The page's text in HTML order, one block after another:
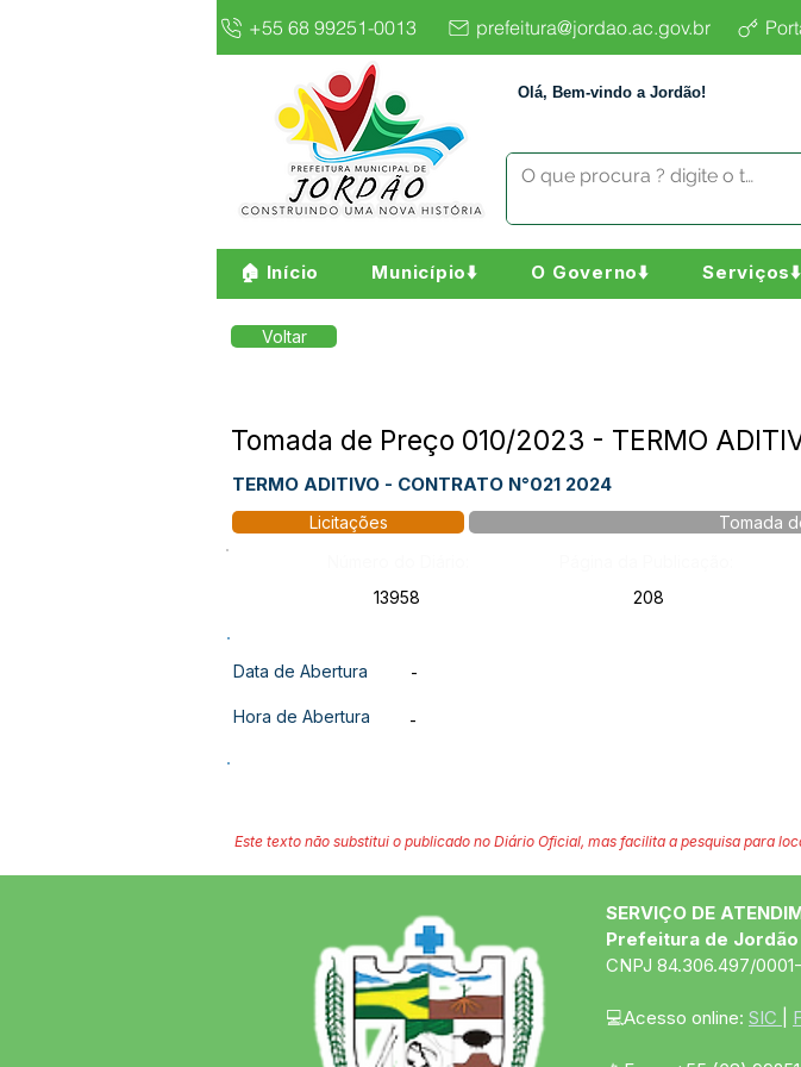
+55 68 99251-0013 prefeitura@jordao.ac.gov.br
Olá, Bem-vindo a Jordão!
🏠 Início Município⬇️ O Governo⬇️ Serviços⬇️
Voltar
Tomada de Preço 010/2023 - TERMO
TERMO ADITIVO - CONTRATO N°021 2024
Licitações
Tomada
13958
208
Data de Abertura -
Hora de Abertura -
Este texto não substitui o publicado no Diário Oficial, mas facilita a pesquisa para
SERVIÇO DE
Prefeitura de
CNPJ 84.306.497/
💻Acesso online: SIC